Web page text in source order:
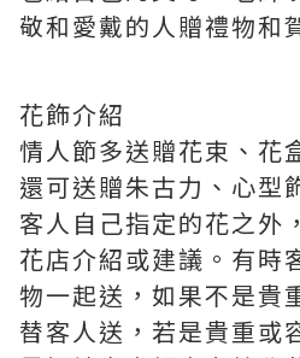
敬和愛戴的人贈禮物和
花飾介紹
情人節多送贈花束、花
還可送贈朱古力、心型
客人自己指定的花之外
花店介紹或建議。有時
物一起送，如果不是貴
替客人送，若是貴重或